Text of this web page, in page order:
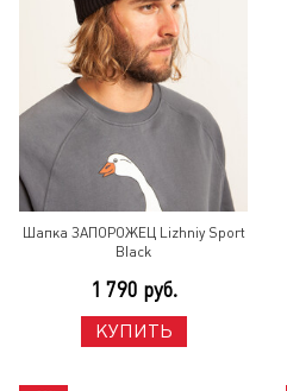
Шапка ЗАПОРОЖЕЦ Lizhniy Sport
Black
1 790 руб.
КУПИТЬ